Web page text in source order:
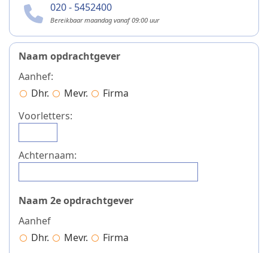
020 - 5452400
Bereikbaar maandag vanaf 09:00 uur
Naam opdrachtgever
Aanhef:
Dhr.
Mevr.
Firma
Voorletters:
Achternaam:
Naam 2e opdrachtgever
Aanhef
Dhr.
Mevr.
Firma